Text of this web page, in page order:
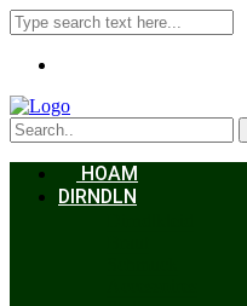
HOAM
DIRNDLN